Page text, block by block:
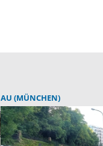
AU (MÜNCHEN)